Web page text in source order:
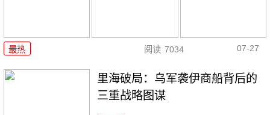
最热 阅读 7034 07-27
里海破局：乌军袭伊商船背后的
三重战略图谋